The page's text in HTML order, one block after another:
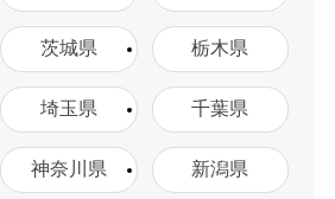
茨城県 栃木県
埼玉県 千葉県
神奈川県 新潟県